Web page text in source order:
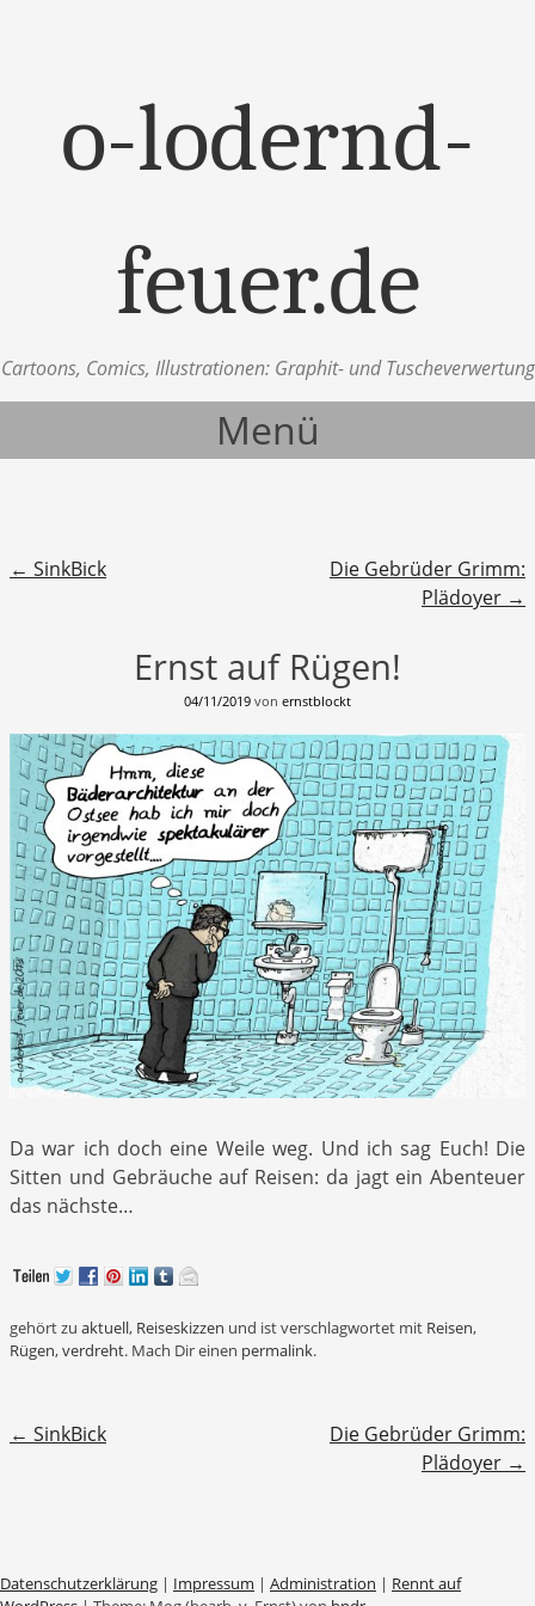
o-lodernd-
feuer.de
Cartoons, Comics, Illustrationen: Graphit- und Tuscheverwertung
Menü
Beitragsnavigation
← SinkBick
Die Gebrüder Grimm:
Plädoyer →
Ernst auf Rügen!
04/11/2019 von ernstblockt
Da war ich doch eine Weile weg. Und ich sag Euch! Die
Sitten und Gebräuche auf Reisen: da jagt ein Abenteuer
das nächste…
gehört zu aktuell, Reiseskizzen und ist verschlagwortet mit Reisen,
Rügen,verdreht. Mach Dir einen permalink.
Beitragsnavigation
← SinkBick
Die Gebrüder Grimm:
Plädoyer →
Datenschutzerklärung | Impressum | Administration | Rennt auf